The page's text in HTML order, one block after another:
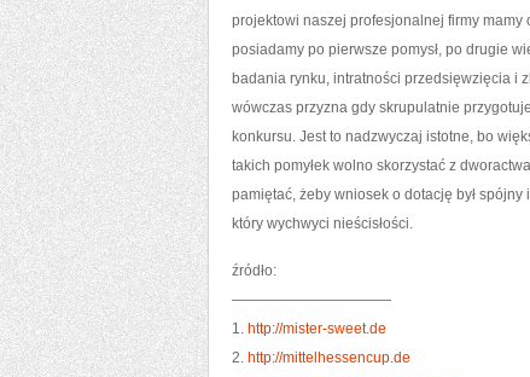
projektowi naszej profesjonalnej firmy mamy
posiadamy po pierwsze pomysł, po drugie
badania rynku, intratności przedsięwzięcia i
wówczas przyzna gdy skrupulatnie
konkursu. Jest to nadzwyczaj istotne, bo
takich pomyłek wolno skorzystać z
pamiętać, żeby wniosek o dotację był
który wychwyci nieścisłości.
źródło:
———————————
1. http://mister-sweet.de
2. http://mittelhessencup.de